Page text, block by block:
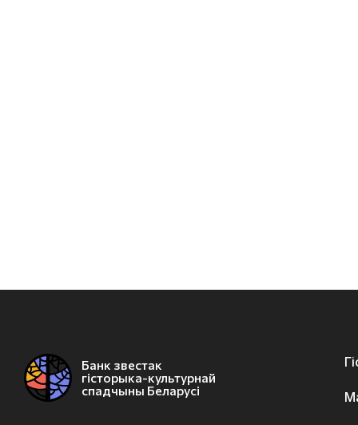
Банк звестак
гісторыка-культурнай
спадчыны Беларусі